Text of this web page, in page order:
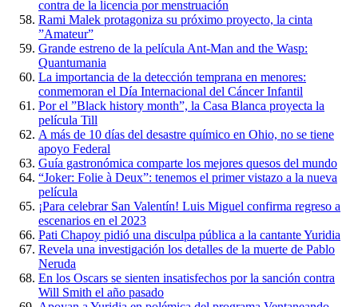
contra de la licencia por menstruación
Rami Malek protagoniza su próximo proyecto, la cinta
”Amateur”
Grande estreno de la película Ant-Man and the Wasp:
Quantumania
La importancia de la detección temprana en menores:
conmemoran el Día Internacional del Cáncer Infantil
Por el ”Black history month”, la Casa Blanca proyecta la
película Till
A más de 10 días del desastre químico en Ohio, no se tiene
apoyo Federal
Guía gastronómica comparte los mejores quesos del mundo
“Joker: Folie à Deux”: tenemos el primer vistazo a la nueva
película
¡Para celebrar San Valentín! Luis Miguel confirma regreso a
escenarios en el 2023
Pati Chapoy pidió una disculpa pública a la cantante Yuridia
Revela una investigación los detalles de la muerte de Pablo
Neruda
En los Oscars se sienten insatisfechos por la sanción contra
Will Smith el año pasado